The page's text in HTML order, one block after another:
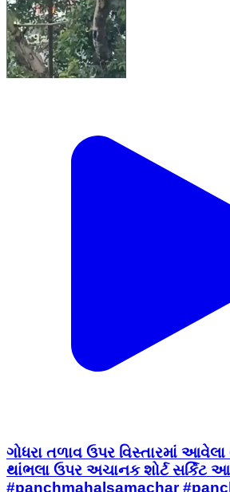
ગોધરા તળાવ ઉપર વિસ્તારમાં આવેલા
થાંભલા ઉપર અચાનક શોર્ટ સર્કિટ
#panchmahalsamachar